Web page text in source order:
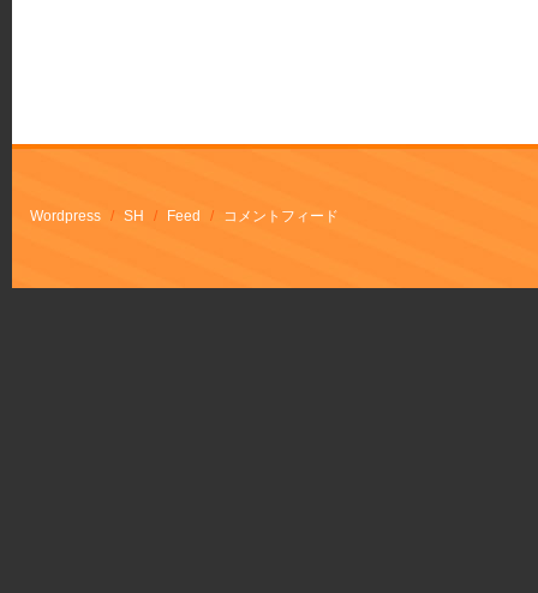
Wordpress / SH / Feed / コメントフィード